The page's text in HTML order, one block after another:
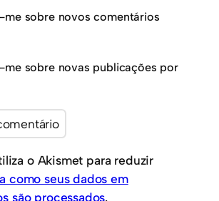
me sobre novos comentários
me sobre novas publicações por
o Akismet para reduzir
como seus dados em
são processados.